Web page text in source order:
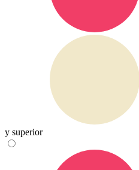
y superior